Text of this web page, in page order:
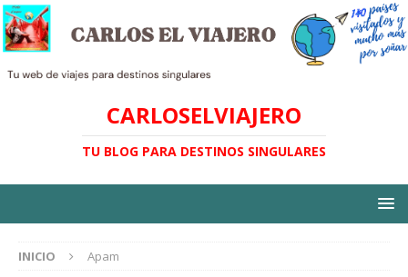
CARLOSELVIAJERO
TU BLOG PARA DESTINOS SINGULARES
INICIO Apam